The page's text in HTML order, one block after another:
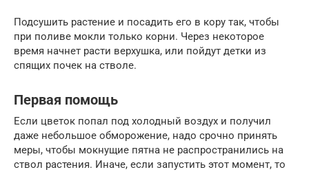
Подсушить растение и посадить его в кору так, чтобы
при поливе мокли только корни. Через некоторое
время начнет расти верхушка, или пойдут детки из
спящих почек на стволе.
Первая помощь
Если цветок попал под холодный воздух и получил
даже небольшое обморожение, надо срочно принять
меры, чтобы мокнущие пятна не распространились на
ствол растения. Иначе, если запустить этот момент, то